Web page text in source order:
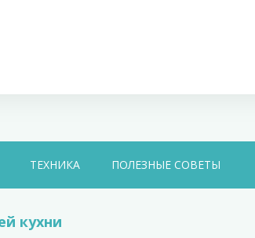
ТЕХНИКА ПОЛЕЗНЫЕ СОВЕТЫ
кухни